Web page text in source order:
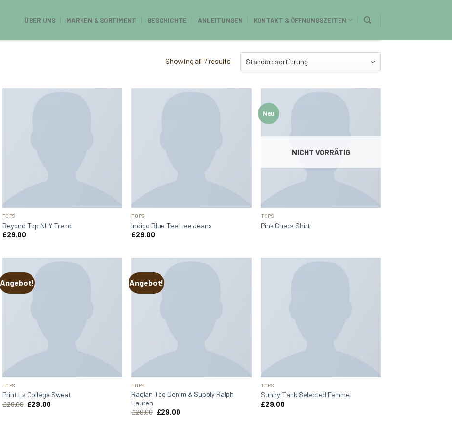
ÜBER UNS MARKEN & SORTIMENT GESCHICHTE ANLEITUNGEN KONTAKT & ÖFFNUNGSZEITEN
Showing all 7 results
TOPS
Beyond Top NLY Trend
£29.00
TOPS
Indigo Blue Tee Lee Jeans
£29.00
Neu
NICHT VORRÄTIG
TOPS
Pink Check Shirt
Angebot!
TOPS
Print Ls College Sweat
£29.00 Ursprünglicher
£29.00
Angebot!
TOPS
Raglan Tee Denim & Supply Ralph
Lauren
£29.00 Ursprünglicher
£29.00Aktueller
TOPS
Sunny Tank Selected Femme
£29.00